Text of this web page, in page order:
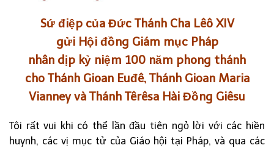
Sứ điệp của Đức Thánh Cha Lêô XIV
gửi Hội đồng Giám mục Pháp
nhân dịp kỷ niệm 100 năm phong thánh
cho Thánh Gioan Euđê, Thánh Gioan Maria
Vianney và Thánh Têrêsa Hài Đồng Giêsu
Tôi rất vui khi có thể lần đầu tiên ngỏ lời với các hiền
huynh, các vị mục tử của Giáo hội tại Pháp, và qua các